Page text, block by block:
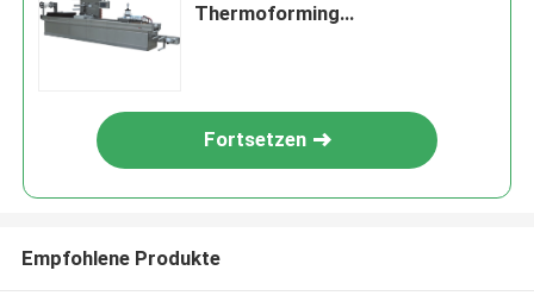
Thermoforming
Fortsetzen
Empfohlene Produkte